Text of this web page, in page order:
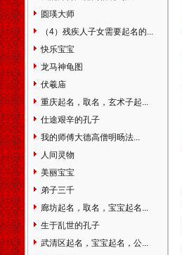
滁州市天长市明光市全椒县阜
阳市界首市宿州市巢湖市六安
马鞍山市福建省福州市福清市
长乐市厦门市莆田市三明市永
安市泉州市石狮市晋江市南安
市漳州市龙海市平和县南靖县
岩市漳平市宁德市福安市福鼎
市武夷山市江西省南昌市乐平
市萍乡市九江市瑞昌市新余市
鹰潭市贵溪市赣州市瑞金市南
市高安市抚州市上饶市德兴市
井冈山市景德镇市山东省济南
市章丘市青岛市胶南市胶州市
平度市莱西市即墨市淄博市枣
圆瑛大师
（4）残疾人子女需要起名的...
快乐宝宝
龙马神龟图
伏羲庙
重庆起名，取名，玄术子起...
仕途艰辛的孔子
我的师傅大德高僧明旸法...
人间灵物
美丽宝宝
弟子三千
廊坊起名，取名，宝宝起名...
生于乱世的孔子
武清区起名，宝宝起名，公...